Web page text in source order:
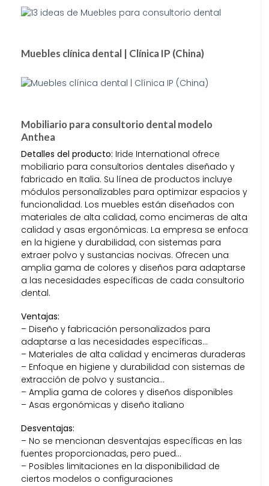
Muebles clínica dental | Clínica IP (China)
Mobiliario para consultorio dental modelo
Anthea
Detalles del producto: Iride International ofrece
mobiliario para consultorios dentales diseñado y
fabricado en Italia. Su línea de productos incluye
módulos personalizables para optimizar espacios y
funcionalidad. Los muebles están diseñados con
materiales de alta calidad, como encimeras de alta
calidad y asas ergonómicas. La empresa se enfoca
en la higiene y durabilidad, con sistemas para
extraer polvo y sustancias nocivas. Ofrecen una
amplia gama de colores y diseños para adaptarse
a las necesidades específicas de cada consultorio
dental.
Ventajas:
– Diseño y fabricación personalizados para
adaptarse a las necesidades específicas…
– Materiales de alta calidad y encimeras duraderas
– Enfoque en higiene y durabilidad con sistemas de
extracción de polvo y sustancia…
– Amplia gama de colores y diseños disponibles
– Asas ergonómicas y diseño italiano
Desventajas:
– No se mencionan desventajas específicas en las
fuentes proporcionadas, pero pued…
– Posibles limitaciones en la disponibilidad de
ciertos modelos o configuraciones